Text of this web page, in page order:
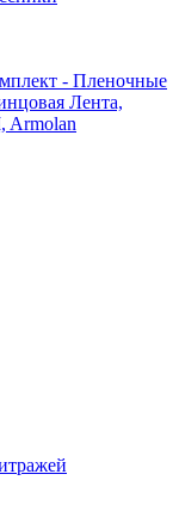
- Пленочные
Лента,
Armolan